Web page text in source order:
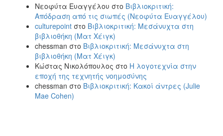
Νεοφύτα Ευαγγέλου στο Βιβλιοκριτική:
Απόδραση από τις σιωπές (Νεοφύτα Ευαγγέλου)
culturepoint στο Βιβλιοκριτική: Μεσάνυχτα στη
βιβλιοθήκη (Ματ Χέιγκ)
chessman στο Βιβλιοκριτική: Μεσάνυχτα στη
βιβλιοθήκη (Ματ Χέιγκ)
Κώστας Νικολόπουλος στο Η λογοτεχνία στην
εποχή της τεχνητής νοημοσύνης
chessman στο Βιβλιοκριτική: Κακοί άντρες (Julie
Mae Cohen)